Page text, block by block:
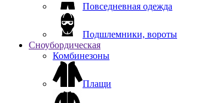
Повседневная одежда
Подшлемники, вороты
Сноубордическая
Комбинезоны
Плащи